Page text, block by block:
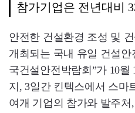
참가기업은 전년대비
안전한 건설환경 조성 및
개최되는 국내 유일 건설안
국건설안전박람회”가 10월
지, 3일간 킨텍스에서 스마
여개 기업의 참가와 발주